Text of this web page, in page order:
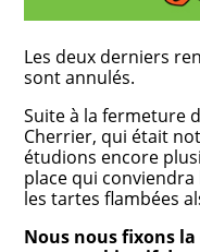
Les deux derniers
sont annulés.
Suite à la fermeture
Cherrier, qui était
étudions encore
place qui conviendra
les tartes flambées
Nous nous fixons